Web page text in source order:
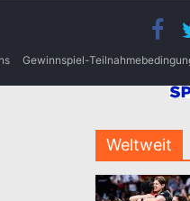
Gewinnspiel-
Weltweit